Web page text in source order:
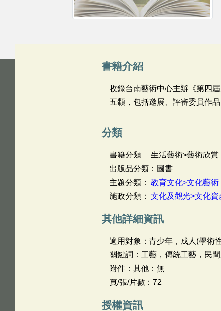
書籍介紹
收錄台南藝術中心主辦《第四
五纇，包括邀展、評審委員作
分類
書籍分類 ：生活藝術>藝術欣賞
出版品分類：圖書
主題分類： 教育文化>文化藝術
施政分類： 文化及觀光>文化
其他詳細資訊
適用對象：青少年，成人(學術
關鍵詞：工藝，傳統工藝，民
附件：其他：無
頁/張/片數：72
授權資訊